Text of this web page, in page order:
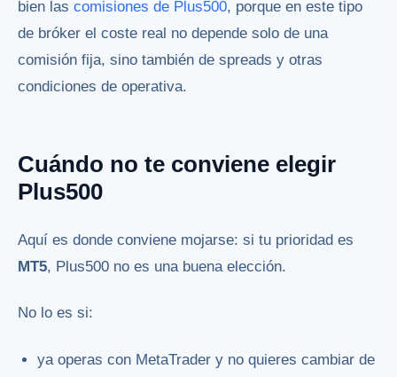
bien las comisiones de Plus500, porque en este tipo
de bróker el coste real no depende solo de una
comisión fija, sino también de spreads y otras
condiciones de operativa.
Cuándo no te conviene elegir
Plus500
Aquí es donde conviene mojarse: si tu prioridad es
MT5, Plus500 no es una buena elección.
No lo es si:
ya operas con MetaTrader y no quieres cambiar de